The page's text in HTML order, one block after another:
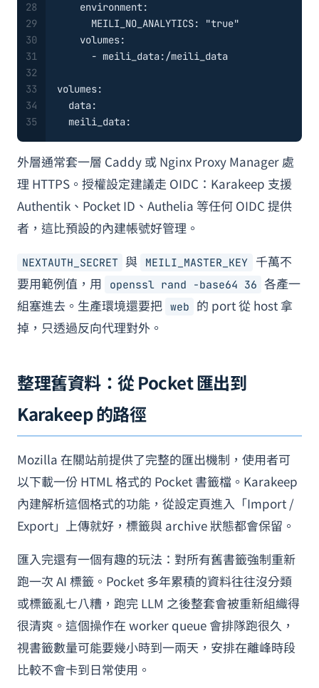
28
29
30
31
32
33
34
35
environment:
MEILI_NO_ANALYTICS:
"true"
volumes:
- meili_data:/meili_data
volumes:
data:
meili_data:
外層通常套一層 Caddy 或 Nginx Proxy Manager 處
理 HTTPS。授權設定建議走 OIDC：Karakeep 支援
Authentik、Pocket ID、Authelia 等任何 OIDC 提供
者，這比預設的內建帳號好管理。
NEXTAUTH_SECRET 與 MEILI_MASTER_KEY
千萬不
要用範例值，用
openssl rand -base64 36 各產一
組塞進去。生產環境還要把 web
的 port 從 host 拿
掉，只透過反向代理對外。
整理舊資料：從 Pocket 匯出到
Karakeep 的路徑
Mozilla 在關站前提供了完整的匯出機制，使用者可
以下載一份 HTML 格式的 Pocket 書籤檔。Karakeep
內建解析這個格式的功能，從設定頁進入「Import /
Export」上傳就好，標籤與 archive 狀態都會保留。
匯入完還有一個有趣的玩法：對所有舊書籤強制重新
跑一次 AI 標籤。Pocket 多年累積的資料往往沒分類
或標籤亂七八糟，跑完 LLM 之後整套會被重新組織得
很清爽。這個操作在 worker queue 會排隊跑很久，
視書籤數量可能要幾小時到一兩天，安排在離峰時段
比較不會卡到日常使用。